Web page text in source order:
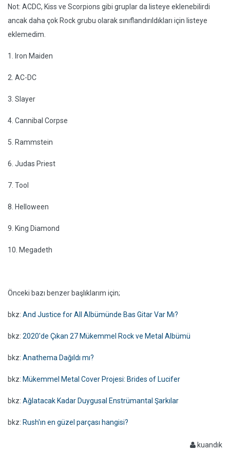
Not: ACDC, Kiss ve Scorpions gibi gruplar da listeye eklenebilirdi
ancak daha çok Rock grubu olarak sınıflandırıldıkları için listeye
eklemedim.
1. Iron Maiden
2. AC-DC
3. Slayer
4. Cannibal Corpse
5. Rammstein
6. Judas Priest
7. Tool
8. Helloween
9. King Diamond
10. Megadeth
Önceki bazı benzer başlıklarım için;
bkz: And Justice for All Albümünde Bas Gitar Var Mı?
bkz: 2020'de Çıkan 27 Mükemmel Rock ve Metal Albümü
bkz: Anathema Dağıldı mı?
bkz: Mükemmel Metal Cover Projesi: Brides of Lucifer
bkz: Ağlatacak Kadar Duygusal Enstrümantal Şarkılar
bkz: Rush'ın en güzel parçası hangisi?
kuandık